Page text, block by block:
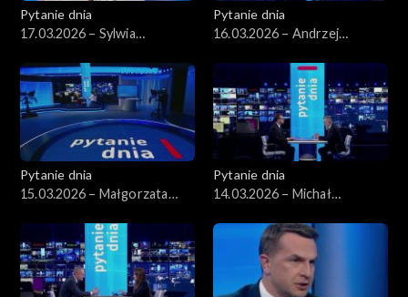
Pytanie dnia
17.03.2026 – Sylwia
Pytanie dnia
16.03.2026 – Andrzej
Pytanie dnia
15.03.2026 – Małgorzata
Pytanie dnia
14.03.2026 – Michał